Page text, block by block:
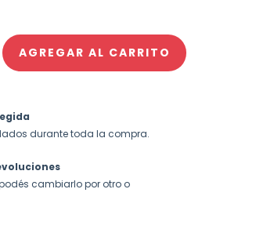
durante toda la compra.
cambiarlo por otro o